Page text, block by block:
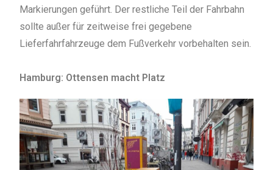
Markierungen geführt. Der restliche Teil der Fahrbahn
sollte außer für zeitweise frei gegebene
Lieferfahrfahrzeuge dem Fußverkehr vorbehalten sein.
Hamburg: Ottensen macht Platz